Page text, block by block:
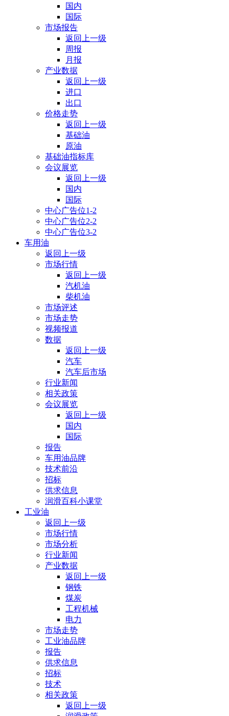
国内
国际
市场报告
返回上一级
周报
月报
产业数据
返回上一级
进口
出口
价格走势
返回上一级
基础油
原油
基础油指标库
会议展览
返回上一级
国内
国际
中心广告位1-2
中心广告位2-2
中心广告位3-2
车用油
返回上一级
市场行情
返回上一级
汽机油
柴机油
市场评述
市场走势
视频报道
数据
返回上一级
汽车
汽车后市场
行业新闻
相关政策
会议展览
返回上一级
国内
国际
报告
车用油品牌
技术前沿
招标
供求信息
润滑百科小课堂
工业油
返回上一级
市场行情
市场分析
行业新闻
产业数据
返回上一级
钢铁
煤炭
工程机械
电力
市场走势
工业油品牌
报告
供求信息
招标
技术
相关政策
返回上一级